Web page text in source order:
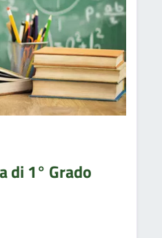
di 1° Grado